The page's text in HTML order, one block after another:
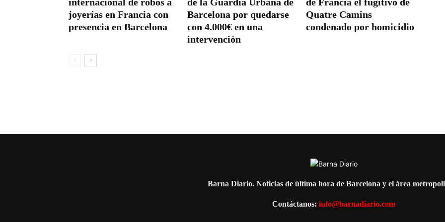
joyerías en Francia con
presencia en Barcelona
Barcelona por quedarse
con 4.000€ en una
intervención
Quatre Camins
condenado por homicidio
Barna Diario. Noticias de última hora de Barcelona y el área
Contáctanos: info@barnadiario.com